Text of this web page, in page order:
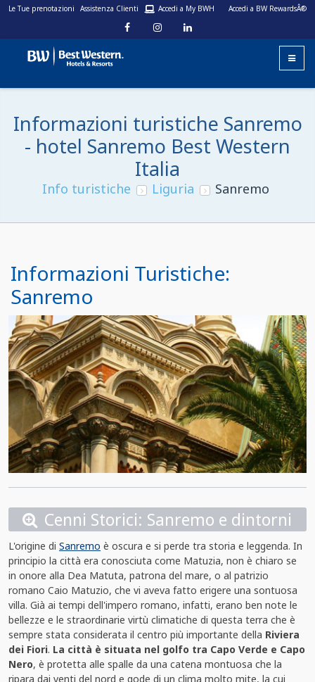
Le Tue prenotazioni Assistenza Clienti Accedi a My BWH Accedi a BW RewardsÂ®
Informazioni turistiche Sanremo
- hotel Sanremo Best Western
Italia
Info turistiche Liguria Sanremo
Informazioni Turistiche:
Sanremo
Cenni Storici: Sanremo e dintorni
L'origine di Sanremo è oscura e si perde tra storia e leggenda. In
principio la città era conosciuta come Matuzia, non è chiaro se
in onore alla Dea Matuta, patrona del mare, o al patrizio
romano Caio Matuzio, che vi aveva fatto erigere una sontuosa
villa. Già ai tempi dell'impero romano, infatti, erano ben note le
bellezze e le straordinarie virtù climatiche di questa terra che è
sempre stata considerata il centro più importante della Riviera
dei Fiori. La città è situata nel golfo tra Capo Verde e Capo
Nero, è protetta alle spalle da una catena montuosa che la
ripara dai venti del nord e gode di un clima molto mite, la cui